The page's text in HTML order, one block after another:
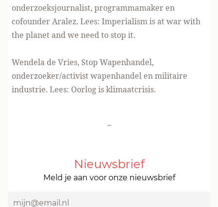
onderzoeksjournalist, programmamaker en
cofounder Aralez. Lees: Imperialism is at war with
the planet and we need to stop it.
Wendela de Vries, Stop Wapenhandel,
onderzoeker/activist wapenhandel en militaire
industrie. Lees: Oorlog is klimaatcrisis.
-
Nieuwsbrief
Meld je aan voor onze nieuwsbrief